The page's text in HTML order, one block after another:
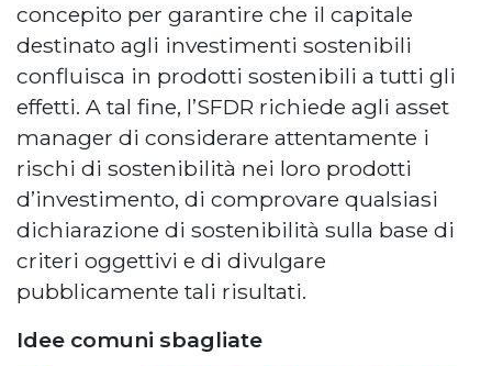
concepito per garantire che il capitale
destinato agli investimenti sostenibili
confluisca in prodotti sostenibili a tutti gli
effetti. A tal fine, l’SFDR richiede agli asset
manager di considerare attentamente i
rischi di sostenibilità nei loro prodotti
d’investimento, di comprovare qualsiasi
dichiarazione di sostenibilità sulla base di
criteri oggettivi e di divulgare
pubblicamente tali risultati.
Idee comuni sbagliate